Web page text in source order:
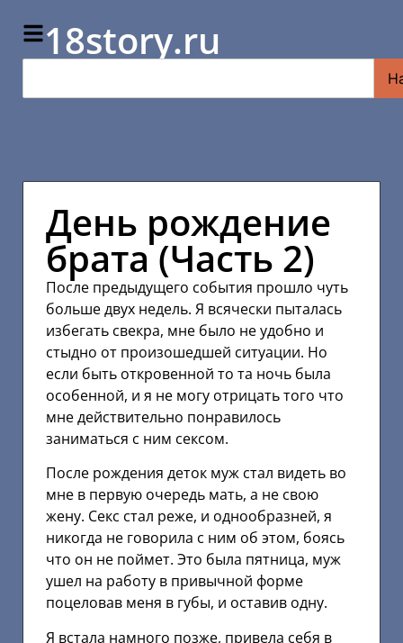
18story.ru
День рождение
брата (Часть 2)
После предыдущего события прошло чуть
больше двух недель. Я всячески пыталась
избегать свекра, мне было не удобно и
стыдно от произошедшей ситуации. Но
если быть откровенной то та ночь была
особенной, и я не могу отрицать того что
мне действительно понравилось
заниматься с ним сексом.
После рождения детoк муж стал видеть во
мне в первую очередь мать, а не свою
жену. Секс стал реже, и однообразней, я
никогда не говорила с ним об этом, боясь
что он не поймет. Это была пятница, муж
ушел на работу в привычной форме
поцеловав меня в губы, и оставив одну.
Я встала намного позже, привела себя в